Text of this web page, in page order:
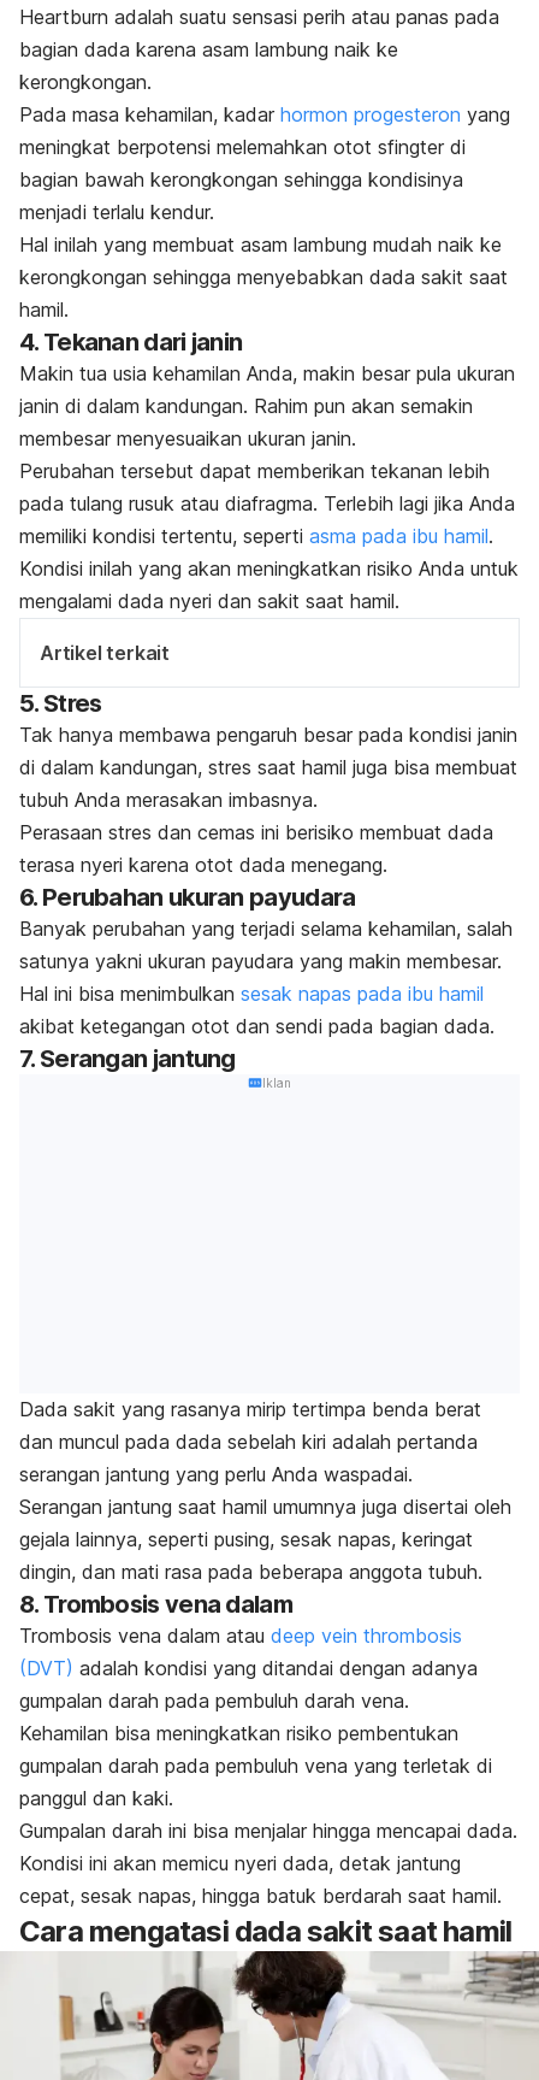
Heartburn adalah suatu sensasi perih atau panas pada
bagian dada karena asam lambung naik ke
kerongkongan.
Pada masa kehamilan, kadar hormon progesteron yang
meningkat berpotensi melemahkan otot sfingter di
bagian bawah kerongkongan sehingga kondisinya
menjadi terlalu kendur.
Hal inilah yang membuat asam lambung mudah naik ke
kerongkongan sehingga menyebabkan dada sakit saat
hamil.
4. Tekanan dari janin
Makin tua usia kehamilan Anda, makin besar pula ukuran
janin di dalam kandungan. Rahim pun akan semakin
membesar menyesuaikan ukuran janin.
Perubahan tersebut dapat memberikan tekanan lebih
pada tulang rusuk atau diafragma. Terlebih lagi jika Anda
memiliki kondisi tertentu, seperti asma pada ibu hamil.
Kondisi inilah yang akan meningkatkan risiko Anda untuk
mengalami dada nyeri dan sakit saat hamil.
Artikel terkait
5. Stres
Tak hanya membawa pengaruh besar pada kondisi janin
di dalam kandungan, stres saat hamil juga bisa membuat
tubuh Anda merasakan imbasnya.
Perasaan stres dan cemas ini berisiko membuat dada
terasa nyeri karena otot dada menegang.
6. Perubahan ukuran payudara
Banyak perubahan yang terjadi selama kehamilan, salah
satunya yakni ukuran payudara yang makin membesar.
Hal ini bisa menimbulkan sesak napas pada ibu hamil
akibat ketegangan otot dan sendi pada bagian dada.
7. Serangan jantung
Iklan
Dada sakit yang rasanya mirip tertimpa benda berat
dan muncul pada dada sebelah kiri adalah pertanda
serangan jantung yang perlu Anda waspadai.
Serangan jantung saat hamil umumnya juga disertai oleh
gejala lainnya, seperti pusing, sesak napas, keringat
dingin, dan mati rasa pada beberapa anggota tubuh.
8. Trombosis vena dalam
Trombosis vena dalam atau deep vein thrombosis
(DVT) adalah kondisi yang ditandai dengan adanya
gumpalan darah pada pembuluh darah vena.
Kehamilan bisa meningkatkan risiko pembentukan
gumpalan darah pada pembuluh vena yang terletak di
panggul dan kaki.
Gumpalan darah ini bisa menjalar hingga mencapai dada.
Kondisi ini akan memicu nyeri dada, detak jantung
cepat, sesak napas, hingga batuk berdarah saat hamil.
Cara mengatasi dada sakit saat hamil